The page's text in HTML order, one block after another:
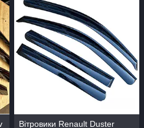
Вітровики Renault Duster